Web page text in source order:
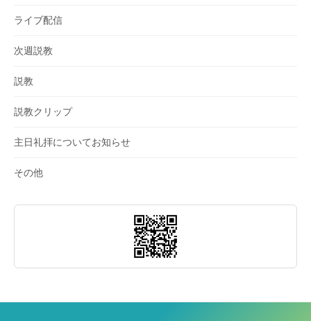
ライブ配信
次週説教
説教
説教クリップ
主日礼拝についてお知らせ
その他